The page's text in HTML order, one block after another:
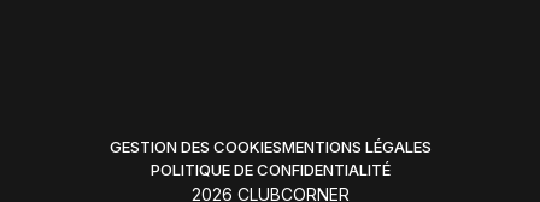
GESTION DES COOKIESMENTIONS LÉGALES
POLITIQUE DE CONFIDENTIALITÉ
2026 CLUBCORNER